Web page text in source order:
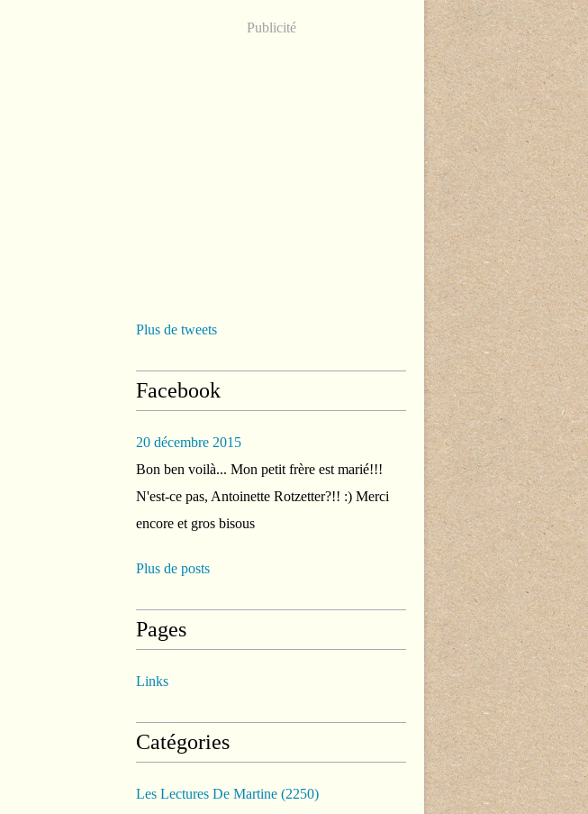
Publicité
Plus de tweets
Facebook
20 décembre 2015
Bon ben voilà... Mon petit frère est marié!!!
N'est-ce pas, Antoinette Rotzetter?!! :) Merci
encore et gros bisous
Plus de posts
Pages
Links
Catégories
Les Lectures De Martine (2250)